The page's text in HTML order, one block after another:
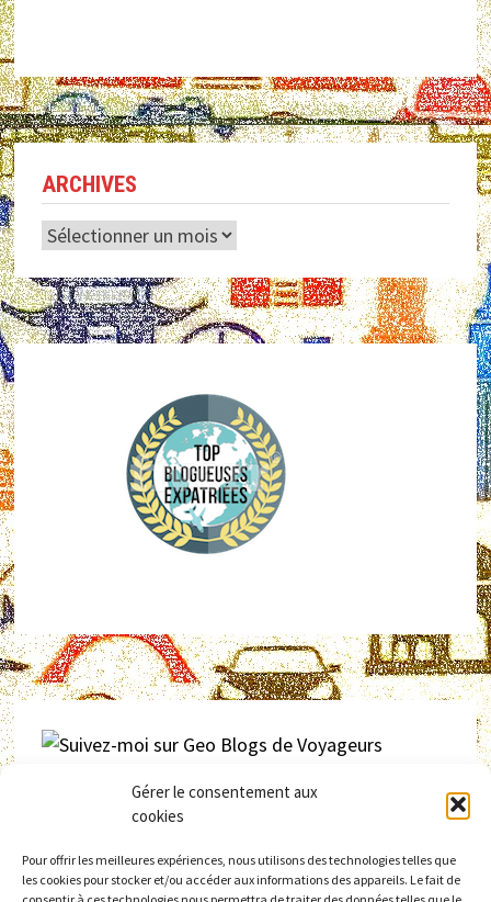
Gérer le consentement aux
cookies
Pour offrir les meilleures expériences, nous utilisons des technologies telles que
les cookies pour stocker et/ou accéder aux informations des appareils. Le fait de
ARCHIVES
Archives